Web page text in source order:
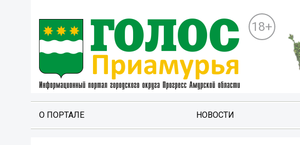
18+
О ПОРТАЛЕ НОВОСТИ